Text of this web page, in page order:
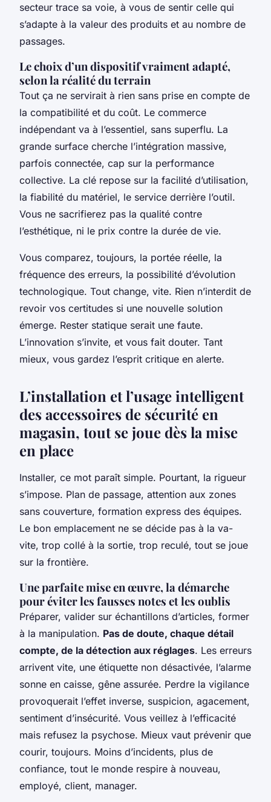
secteur trace sa voie, à vous de sentir celle qui
s’adapte à la valeur des produits et au nombre de
passages.
Le choix d’un dispositif vraiment adapté,
selon la réalité du terrain
Tout ça ne servirait à rien sans prise en compte de
la compatibilité et du coût. Le commerce
indépendant va à l’essentiel, sans superflu. La
grande surface cherche l’intégration massive,
parfois connectée, cap sur la performance
collective. La clé repose sur la facilité d’utilisation,
la fiabilité du matériel, le service derrière l’outil.
Vous ne sacrifierez pas la qualité contre
l’esthétique, ni le prix contre la durée de vie.
Vous comparez, toujours, la portée réelle, la
fréquence des erreurs, la possibilité d’évolution
technologique. Tout change, vite. Rien n’interdit de
revoir vos certitudes si une nouvelle solution
émerge. Rester statique serait une faute.
L’innovation s’invite, et vous fait douter. Tant
mieux, vous gardez l’esprit critique en alerte.
L’installation et l’usage intelligent
des accessoires de sécurité en
magasin, tout se joue dès la mise
en place
Installer, ce mot paraît simple. Pourtant, la rigueur
s’impose. Plan de passage, attention aux zones
sans couverture, formation express des équipes.
Le bon emplacement ne se décide pas à la va-
vite, trop collé à la sortie, trop reculé, tout se joue
sur la frontière.
Une parfaite mise en œuvre, la démarche
pour éviter les fausses notes et les oublis
Préparer, valider sur échantillons d’articles, former
à la manipulation. Pas de doute, chaque détail
compte, de la détection aux réglages. Les erreurs
arrivent vite, une étiquette non désactivée, l’alarme
sonne en caisse, gêne assurée. Perdre la vigilance
provoquerait l’effet inverse, suspicion, agacement,
sentiment d’insécurité. Vous veillez à l’efficacité
mais refusez la psychose. Mieux vaut prévenir que
courir, toujours. Moins d’incidents, plus de
confiance, tout le monde respire à nouveau,
employé, client, manager.